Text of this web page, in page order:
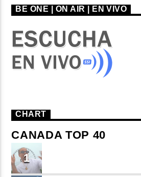
BE ONE | ON AIR | EN VIVO
CHART
CANADA TOP 40
1